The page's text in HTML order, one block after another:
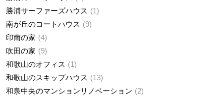
勝浦サーファーズハウス
1
南が丘のコートハウス
9
印南の家
4
吹田の家
9
和歌山のオフィス
1
和歌山のスキップハウス
13
和泉中央のマンションリノベーション
2